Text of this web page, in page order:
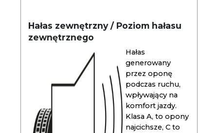
Hałas zewnętrzny / Poziom hałasu
zewnętrznego
Hałas
generowany
przez oponę
podczas ruchu,
wpływający na
komfort jazdy.
Klasa A, to opony
najcichsze, C to